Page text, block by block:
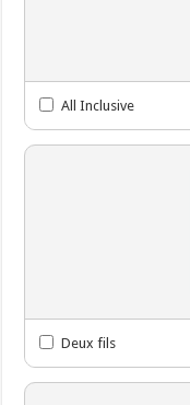
All Inclusive
Deux fils